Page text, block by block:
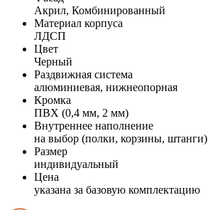
Акрил, Комбинированный
Материал корпуса
ЛДСП
Цвет
Черный
Раздвижная система
алюминиевая, нижнеопорная
Кромка
ПВХ (0,4 мм, 2 мм)
Внутреннее наполнение
на выбор (полки, корзины, штанги)
Размер
индивидуальный
Цена
указана за базовую комплектацию